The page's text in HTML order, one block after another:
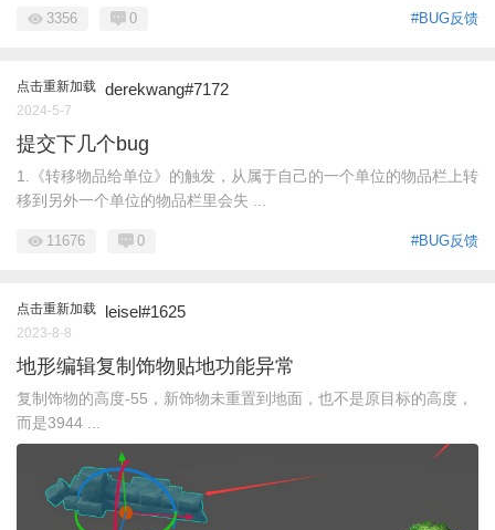
#BUG反馈
3356 0
点击重新加载 derekwang#7172
2024-5-7
提交下几个bug
1.《转移物品给单位》的触发，从属于自己的一个单位的物品栏上转
移到另外一个单位的物品栏里会失 ...
#BUG反馈
11676 0
点击重新加载 leisel#1625
2023-8-8
地形编辑复制饰物贴地功能异常
复制饰物的高度-55，新饰物未重置到地面，也不是原目标的高度，
而是3944 ...